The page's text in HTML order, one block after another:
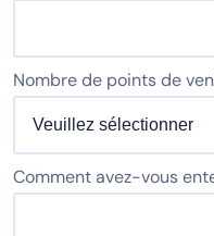
Nombre de points de
Comment avez-vous